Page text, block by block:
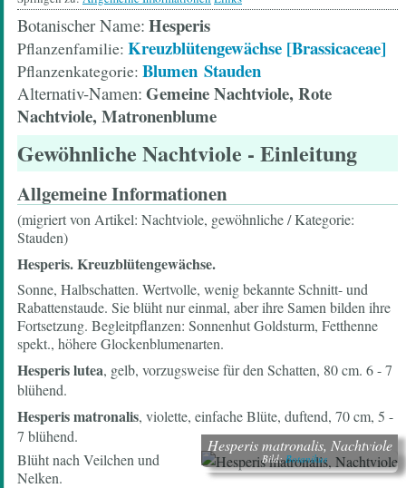
Botanischer Name Hesperis
Pflanzenfamilie Kreuzblütengewächse [Brassicaceae]
Pflanzenkategorie Blumen Stauden
Alternativ-Namen Gemeine Nachtviole, Rote
Nachtviole, Matronenblume
Gewöhnliche Nachtviole - Einleitung
Allgemeine Informationen
(migriert von Artikel: Nachtviole, gewöhnliche / Kategorie:
Stauden)
Hesperis. Kreuzblütengewächse.
Sonne, Halbschatten. Wertvolle, wenig bekannte Schnitt- und
Rabattenstaude. Sie blüht nur einmal, aber ihre Samen bilden ihre
Fortsetzung. Begleitpflanzen: Sonnenhut Goldsturm, Fetthenne
spekt., höhere Glockenblumenarten.
Hesperis lutea, gelb, vorzugsweise für den Schatten, 80 cm. 6 - 7
blühend.
Hesperis matronalis, violette, einfache Blüte, duftend, 70 cm, 5 -
7 blühend.
Hesperis matronalis, Nachtviole
Bild:Botanikus
Blüht nach Veilchen und
Nelken.